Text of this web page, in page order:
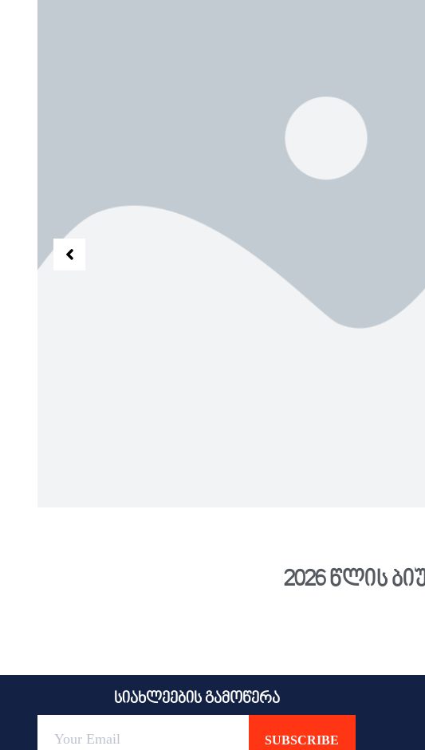
2026 წლის
სიახლეების გამოწერა